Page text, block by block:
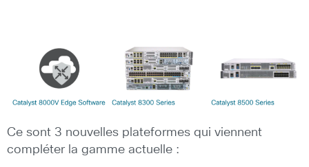
Ce sont 3 nouvelles plateformes qui viennent
compléter la gamme actuelle :